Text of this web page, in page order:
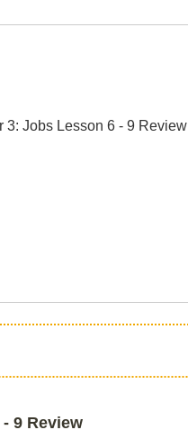
3: Jobs Lesson 6 - 9 Review
9 Review